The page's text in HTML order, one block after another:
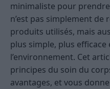
minimaliste pour prendre
n’est pas simplement
produits utilisés, mais
plus simple, plus
l’environnement. Cet
principes du soin du
avantages, et vous